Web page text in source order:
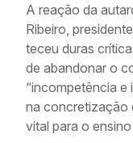
A reação da
Ribeiro,
teceu duras
de abandonar o
“incompetência e
na concretização
vital para o